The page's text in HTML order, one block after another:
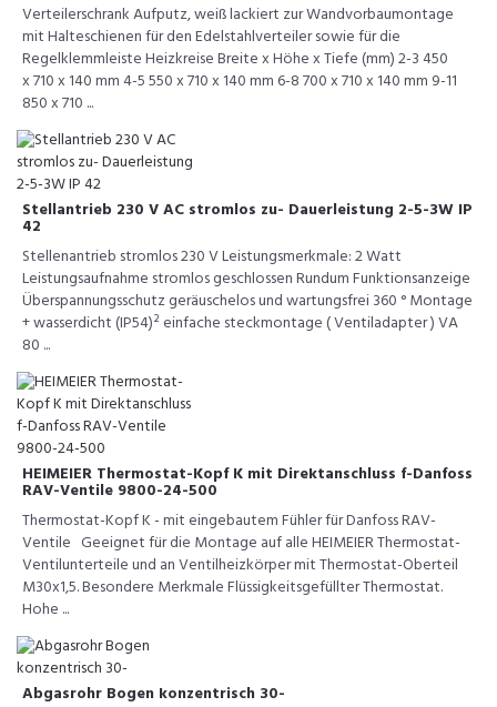
Verteilerschrank Aufputz, weiß lackiert zur Wandvorbaumontage
mit Halteschienen für den Edelstahlverteiler sowie für die
Regelklemmleiste Heizkreise Breite x Höhe x Tiefe (mm) 2-3 450
x 710 x 140 mm 4-5 550 x 710 x 140 mm 6-8 700 x 710 x 140 mm 9-11
850 x 710 ...
Stellantrieb 230 V AC stromlos zu- Dauerleistung 2-5-3W IP
42
Stellenantrieb stromlos 230 V Leistungsmerkmale: 2 Watt
Leistungsaufnahme stromlos geschlossen Rundum Funktionsanzeige
Überspannungsschutz geräuschelos und wartungsfrei 360 ° Montage
+ wasserdicht (IP54)² einfache steckmontage ( Ventiladapter ) VA
80 ...
HEIMEIER Thermostat-Kopf K mit Direktanschluss f-Danfoss
RAV-Ventile 9800-24-500
Thermostat-Kopf K - mit eingebautem Fühler für Danfoss RAV-
Ventile Geeignet für die Montage auf alle HEIMEIER Thermostat-
Ventilunterteile und an Ventilheizkörper mit Thermostat-Oberteil
M30x1,5. Besondere Merkmale Flüssigkeitsgefüllter Thermostat.
Hohe ...
Abgasrohr Bogen konzentrisch 30-